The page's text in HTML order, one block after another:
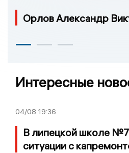
Орлов Александр
Интересные
04/08 19:36
В липецкой школе
ситуации с